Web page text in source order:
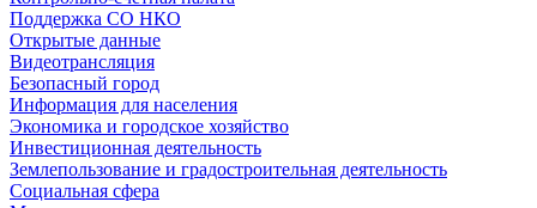
Поддержка СО НКО
Открытые данные
Видеотрансляция
Безопасный город
Информация для населения
Экономика и городское хозяйство
Инвестиционная деятельность
Землепользование и градостроительная деятельность
Социальная сфера